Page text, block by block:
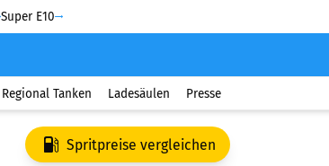
Super E10
Regional Tanken Ladesäulen Presse
Spritpreise vergleichen